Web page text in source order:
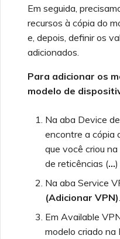
Em seguida,
recursos à cópia do
e, depois, definir os
adicionados.
Para adicionar os
modelo de
Na aba Device
encontre a cópia
que você criou
de reticências (…
Na aba Service
(Adicionar VPN)
Em Available
modelo criado na